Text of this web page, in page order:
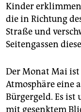
Kinder
die in Richtung
Straße und
Seitengassen
Der Monat Mai
Atmosphäre eine
Bürgergeld. Es ist
mit gesenktem